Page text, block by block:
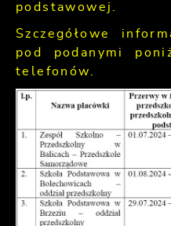
podstawowej.
Szczegółowe
pod podanymi
telefonów.